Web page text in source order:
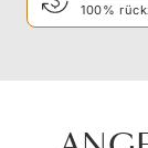
100%